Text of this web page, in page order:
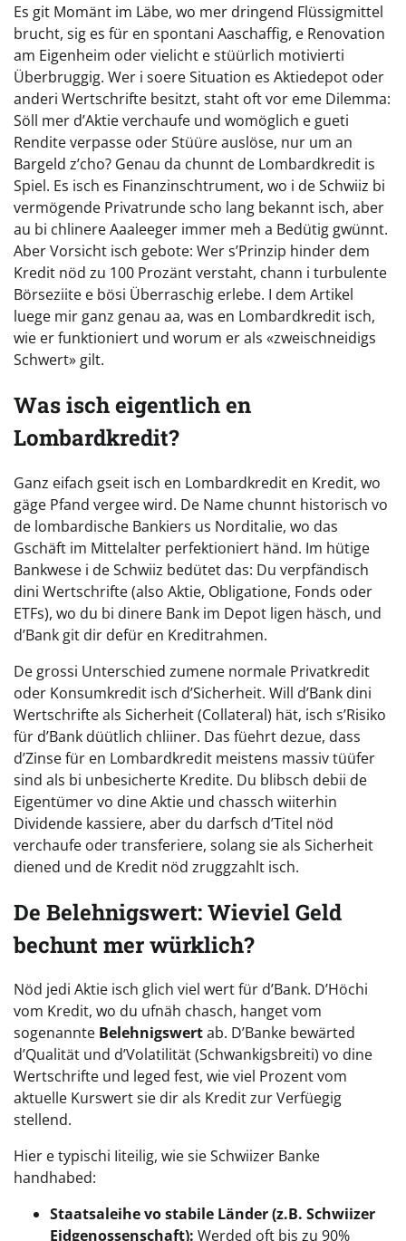
Es git Momänt im Läbe, wo mer dringend Flüssigmittel
brucht, sig es für en spontani Aaschaffig, e Renovation
am Eigenheim oder vielicht e stüürlich motivierti
Überbruggig. Wer i soere Situation es Aktiedepot oder
anderi Wertschrifte besitzt, staht oft vor eme Dilemma:
Söll mer d’Aktie verchaufe und womöglich e gueti
Rendite verpasse oder Stüüre auslöse, nur um an
Bargeld z’cho? Genau da chunnt de Lombardkredit is
Spiel. Es isch es Finanzinschtrument, wo i de Schwiiz bi
vermögende Privatrunde scho lang bekannt isch, aber
au bi chlinere Aaaleeger immer meh a Bedütig gwünnt.
Aber Vorsicht isch gebote: Wer s’Prinzip hinder dem
Kredit nöd zu 100 Prozänt verstaht, chann i turbulente
Börseziite e bösi Überraschig erlebe. I dem Artikel
luege mir ganz genau aa, was en Lombardkredit isch,
wie er funktioniert und worum er als «zweischneidigs
Schwert» gilt.
Was isch eigentlich en
Lombardkredit?
Ganz eifach gseit isch en Lombardkredit en Kredit, wo
gäge Pfand vergee wird. De Name chunnt historisch vo
de lombardische Bankiers us Norditalie, wo das
Gschäft im Mittelalter perfektioniert händ. Im hütige
Bankwese i de Schwiiz bedütet das: Du verpfändisch
dini Wertschrifte (also Aktie, Obligatione, Fonds oder
ETFs), wo du bi dinere Bank im Depot ligen häsch, und
d’Bank git dir defür en Kreditrahmen.
De grossi Unterschied zumene normale Privatkredit
oder Konsumkredit isch d’Sicherheit. Will d’Bank dini
Wertschrifte als Sicherheit (Collateral) hät, isch s’Risiko
für d’Bank düütlich chliiner. Das füehrt dezue, dass
d’Zinse für en Lombardkredit meistens massiv tüüfer
sind als bi unbesicherte Kredite. Du blibsch debii de
Eigentümer vo dine Aktie und chassch wiiterhin
Dividende kassiere, aber du darfsch d’Titel nöd
verchaufe oder transferiere, solang sie als Sicherheit
diened und de Kredit nöd zruggzahlt isch.
De Belehnigswert: Wieviel Geld
bechunt mer würklich?
Nöd jedi Aktie isch glich viel wert für d’Bank. D’Höchi
vom Kredit, wo du ufnäh chasch, hanget vom
sogenannte Belehnigswertab. D’Banke bewärted
d’Qualität und d’Volatilität (Schwankigsbreiti) vo dine
Wertschrifte und leged fest, wie viel Prozent vom
aktuelle Kurswert sie dir als Kredit zur Verfüegig
stellend.
Hier e typischi Iiteilig, wie sie Schwiizer Banke
handhabed:
Staatsaleihe vo stabile Länder (z.B. Schwiizer
Eidgenossenschaft): Werded oft bis zu 90%